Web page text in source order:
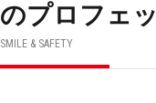
のプロフェ
SMILE & SAFETY